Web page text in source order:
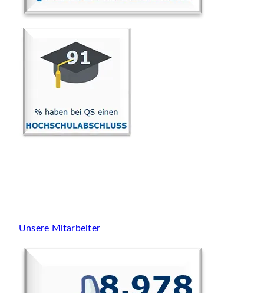
Unsere Mitarbeiter